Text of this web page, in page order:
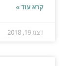
קרא עוד »
דצמ 19, 2018